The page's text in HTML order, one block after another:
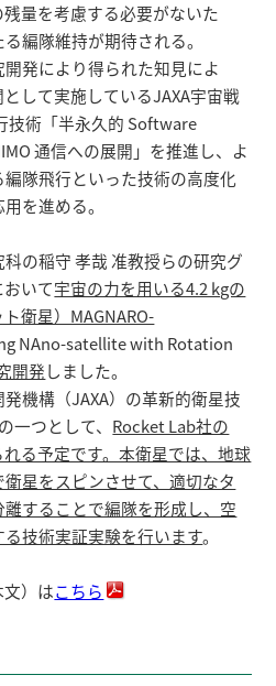
量を考慮する必要がないた
編隊維持が期待される。
発により得られた知見によ
して実施しているJAXA宇宙戦
技術「半永久的 Software
通信への展開」を推進し、よ
隊飛行といった技術の高度化
を進める。
の稲守 孝哉 准教授らの研究グ
いて宇宙の力を用いる4.2 kgの
衛星）MAGNARO-
NAno-satellite with Rotation
開発しました。
機構（JAXA）の革新的衛星技
一つとして、 Rocket Lab社の
る予定です。本衛星では、地球
星をスピンさせて、適切なタ
することで編隊を形成し、空
技術実証実験を行います。
）はこちら